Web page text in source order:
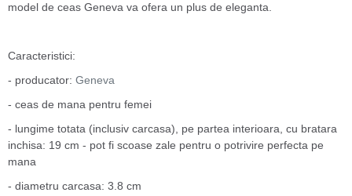
model de ceas Geneva va ofera un plus de eleganta.
Caracteristici:
- producator: Geneva
- ceas de mana pentru femei
- lungime totata (inclusiv carcasa), pe partea interioara, cu bratara
inchisa: 19 cm - pot fi scoase zale pentru o potrivire perfecta pe
mana
- diametru carcasa: 3.8 cm